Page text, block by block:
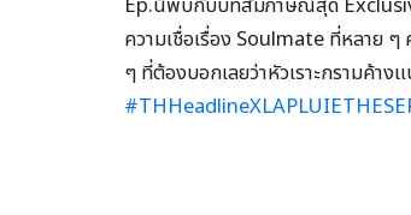
ความเชื่อเรื่อง Soulmate ที่หลาย
ๆ ที่ต้องบอกเลยว่าหัวเราะกรามค้